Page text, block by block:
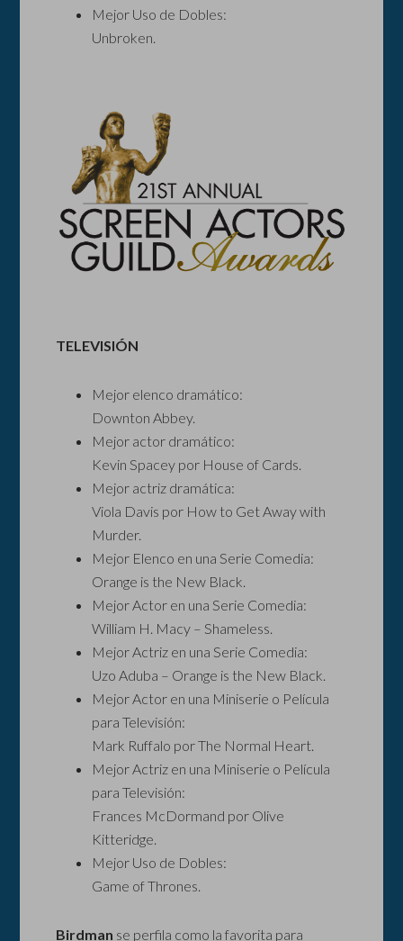
Mejor Uso de Dobles:
Unbroken.
TELEVISIÓN
Mejor elenco dramático:
Downton Abbey.
Mejor actor dramático:
Kevin Spacey por House of Cards.
Mejor actriz dramática:
Viola Davis por How to Get Away with
Murder.
Mejor Elenco en una Serie Comedia:
Orange is the New Black.
Mejor Actor en una Serie Comedia:
William H. Macy – Shameless.
Mejor Actriz en una Serie Comedia:
Uzo Aduba – Orange is the New Black.
Mejor Actor en una Miniserie o Película
para Televisión:
Mark Ruffalo por The Normal Heart.
Mejor Actriz en una Miniserie o Película
para Televisión:
Frances McDormand por Olive
Kitteridge.
Mejor Uso de Dobles:
Game of Thrones.
Birdman se perfila como la favorita para